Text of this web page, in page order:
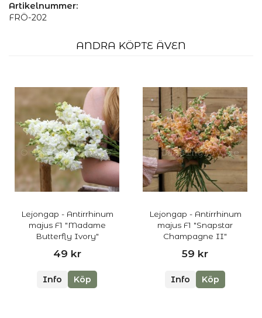
Artikelnummer:
FRÖ-202
ANDRA KÖPTE ÄVEN
Lejongap - Antirrhinum
majus F1 "Madame
Butterfly Ivory"
49 kr
Info Köp
Lejongap - Antirrhinum
majus F1 "Snapstar
Champagne II"
59 kr
Info Köp